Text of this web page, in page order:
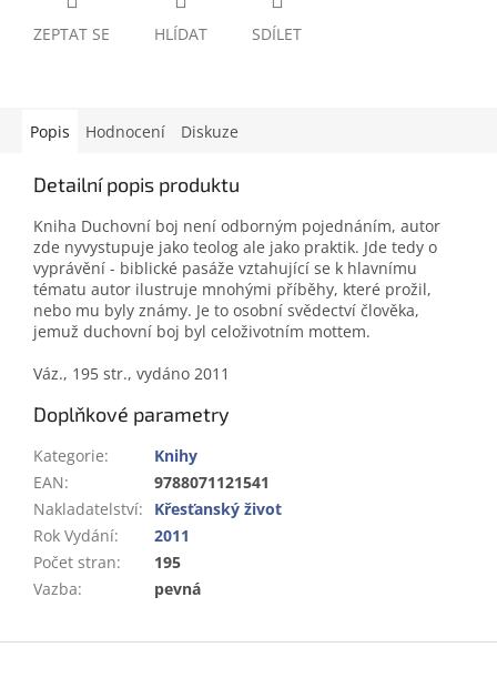
ZEPTAT SE HLÍDAT SDÍLET
Popis Hodnocení Diskuze
Detailní popis produktu
Kniha Duchovní boj není odborným pojednáním, autor
zde nyvystupuje jako teolog ale jako praktik. Jde tedy o
vyprávění - biblické pasáže vztahující se k hlavnímu
tématu autor ilustruje mnohými příběhy, které prožil,
nebo mu byly známy. Je to osobní svědectví člověka,
jemuž duchovní boj byl celoživotním mottem.
Váz., 195 str., vydáno 2011
Doplňkové parametry
Kategorie:
Knihy
EAN:
9788071121541
Nakladatelství:
Křesťanský život
Rok Vydání:
2011
Počet stran:
195
Vazba: pevná